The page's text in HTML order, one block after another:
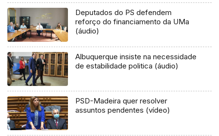
Deputados do PS defendem
reforço do financiamento da UMa
(áudio)
Albuquerque insiste na necessidade
de estabilidade politica (áudio)
PSD-Madeira quer resolver
assuntos pendentes (vídeo)